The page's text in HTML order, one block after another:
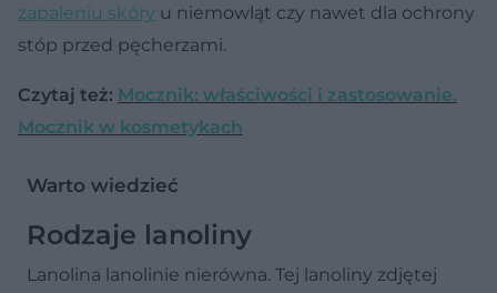
zapaleniu skóry u niemowląt czy nawet dla ochrony
stóp przed pęcherzami.
Czytaj też: Mocznik: właściwości i zastosowanie.
Mocznik w kosmetykach
Warto wiedzieć
Rodzaje lanoliny
Lanolina lanolinie nierówna. Tej lanoliny zdjętej